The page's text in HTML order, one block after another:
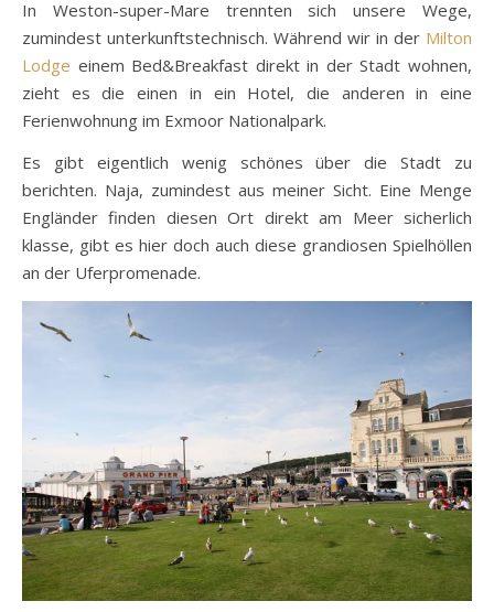
In Weston-super-Mare trennten sich unsere Wege,
zumindest unterkunftstechnisch. Während wir in der Milton
Lodge einem Bed&Breakfast direkt in der Stadt wohnen,
zieht es die einen in ein Hotel, die anderen in eine
Ferienwohnung im Exmoor Nationalpark.
Es gibt eigentlich wenig schönes über die Stadt zu
berichten. Naja, zumindest aus meiner Sicht. Eine Menge
Engländer finden diesen Ort direkt am Meer sicherlich
klasse, gibt es hier doch auch diese grandiosen Spielhöllen
an der Uferpromenade.